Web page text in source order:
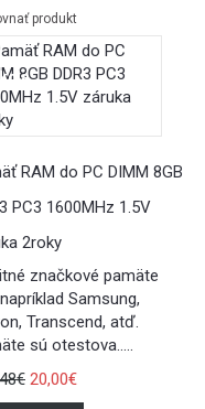
produkt
RAM do PC DIMM 8GB
PC3 1600MHz 1.5V
2roky
značkové pamäte
Samsung,
Transcend, atď.
sú otestova.....
20,00€